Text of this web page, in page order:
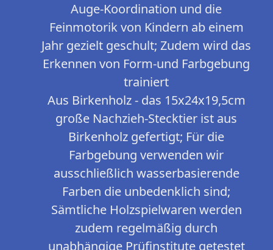
Auge-Koordination und die
Feinmotorik von Kindern ab einem
Jahr gezielt geschult; Zudem wird das
Erkennen von Form-und Farbgebung
trainiert
Aus Birkenholz - das 15x24x19,5cm
große Nachzieh-Stecktier ist aus
Birkenholz gefertigt; Für die
Farbgebung verwenden wir
ausschließlich wasserbasierende
Farben die unbedenklich sind;
Sämtliche Holzspielwaren werden
zudem regelmäßig durch
unabhängige Prüfinstitute getestet